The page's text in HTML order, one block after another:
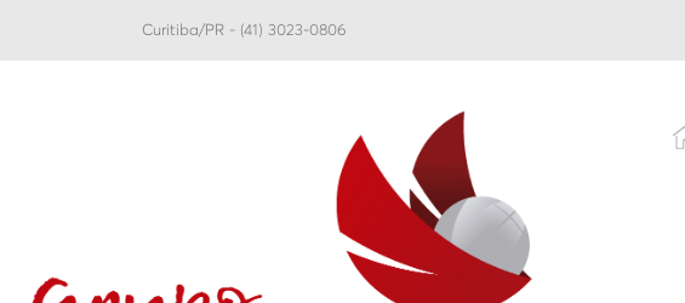
Curitiba/PR - (41) 3023-0806